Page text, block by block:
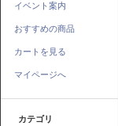
イベント案内
おすすめの商品
カートを見る
マイページへ
カテゴリ